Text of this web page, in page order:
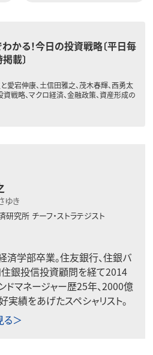
かる！今日の投資戦略〔平日毎
載〕
宕伸康、土信田雅之、茂木春輝、西勇太
戦略、マクロ経済、金融政策、資産形成の
ゆき
研究所 チーフ・ストラテジスト
済学部卒業。住友銀行、住銀バ
住銀投信投資顧問を経て2014
ドマネージャー歴25年、2000億
績をあげたスペシャリスト。
＞